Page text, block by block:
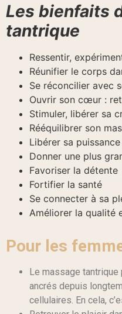
Les bienfaits
tantrique
Ressentir,
Réunifier le corps
Se réconcilier avec
Ouvrir son cœur :
Stimuler, libérer sa
Rééquilibrer son
Libérer sa
Donner une plus
Favoriser la détente
Fortifier la santé
Se connecter à sa
Améliorer la qualité
Pour les
Le massage
ancrés depuis
cellulaires. En cela,